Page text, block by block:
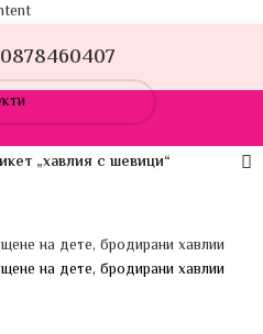
0878460407
„хавлия с шевици“